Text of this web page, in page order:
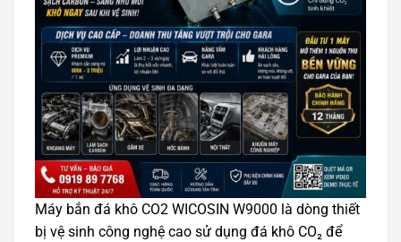
Máy bắn đá khô CO2 WICOSIN W9000 là dòng thiết
bị vệ sinh công nghệ cao sử dụng đá khô CO₂ để